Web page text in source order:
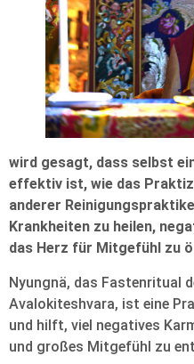
wird gesagt, dass selbst
effektiv ist, wie das
anderer
Krankheiten zu heilen,
das Herz für Mitgefühl zu
Nyungnä, das Fastenritual
Avalokiteshvara, ist eine
und hilft, viel negatives
und großes Mitgefühl zu